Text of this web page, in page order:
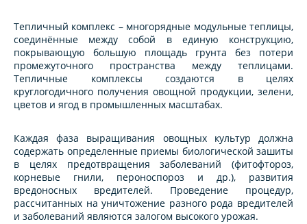
Тепличный комплекс – многорядные модульные теплицы,
соединённые между собой в единую конструкцию,
покрывающую большую площадь грунта без потери
промежуточного пространства между теплицами.
Тепличные комплексы создаются в целях
круглогодичного получения овощной продукции, зелени,
цветов и ягод в промышленных масштабах.
Каждая фаза выращивания овощных культур должна
содержать определенные приемы биологической зашиты
в целях предотвращения заболеваний (фитофтороз,
корневые гнили, пероноспороз и др.), развития
вредоносных вредителей. Проведение процедур,
рассчитанных на уничтожение разного рода вредителей
и заболеваний являются залогом высокого урожая.